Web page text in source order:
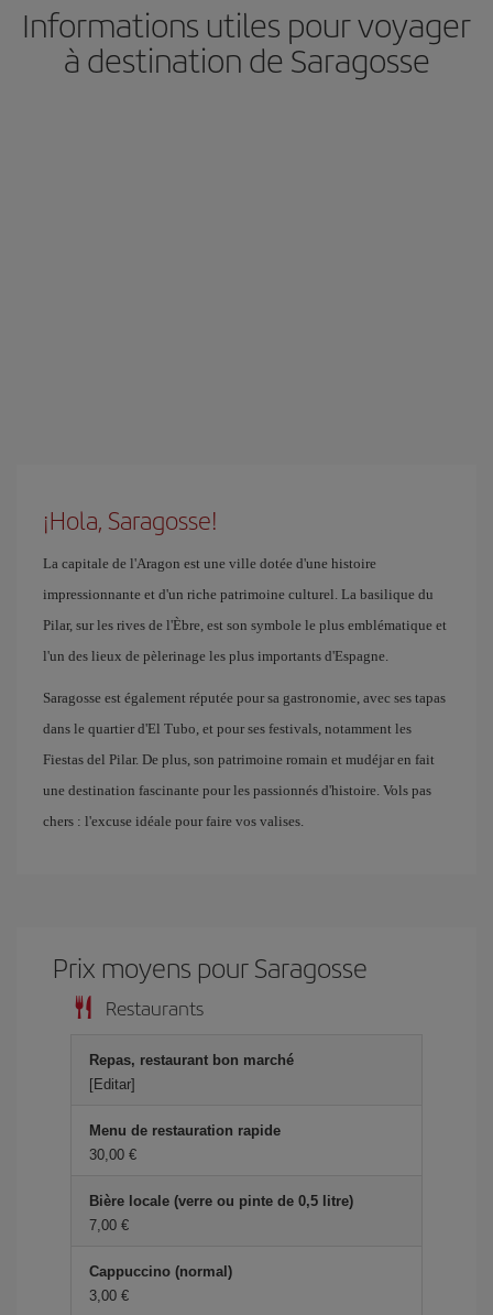
Informations utiles pour voyager
à destination de Saragosse
¡Hola, Saragosse!
La capitale de l'Aragon est une ville dotée d'une histoire
impressionnante et d'un riche patrimoine culturel. La basilique du
Pilar, sur les rives de l'Èbre, est son symbole le plus emblématique et
l'un des lieux de pèlerinage les plus importants d'Espagne.
Saragosse est également réputée pour sa gastronomie, avec ses tapas
dans le quartier d'El Tubo, et pour ses festivals, notamment les
Fiestas del Pilar. De plus, son patrimoine romain et mudéjar en fait
une destination fascinante pour les passionnés d'histoire. Vols pas
chers : l'excuse idéale pour faire vos valises.
Prix ​​moyens pour Saragosse
Restaurants
Repas, restaurant bon marché
[Editar]
Menu de restauration rapide
30,00 €
Bière locale (verre ou pinte de 0,5 litre)
7,00 €
Cappuccino (normal)
3,00 €